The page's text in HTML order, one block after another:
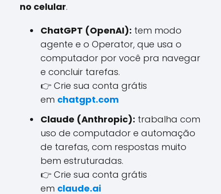
no celular.
ChatGPT (OpenAI): tem modo
agente e o Operator, que usa o
computador por você pra navegar
e concluir tarefas.
👉 Crie sua conta grátis
em chatgpt.com
Claude (Anthropic): trabalha com
uso de computador e automação
de tarefas, com respostas muito
bem estruturadas.
👉 Crie sua conta grátis
em claude.ai